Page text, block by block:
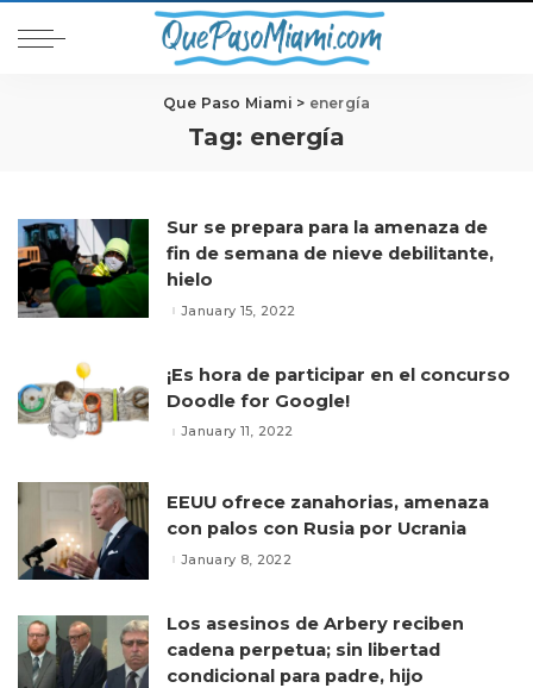
Que Paso Miami > energía
Tag: energía
Sur se prepara para la amenaza de
fin de semana de nieve debilitante,
hielo
January 15, 2022
¡Es hora de participar en el concurso
Doodle for Google!
January 11, 2022
EEUU ofrece zanahorias, amenaza
con palos con Rusia por Ucrania
January 8, 2022
Los asesinos de Arbery reciben
cadena perpetua; sin libertad
condicional para padre, hijo